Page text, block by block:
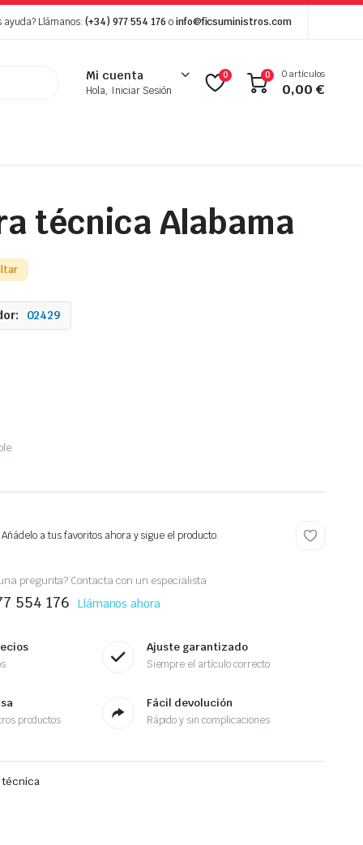
ayuda? Llámanos:(+34) 977 554 176 oinfo@ficsuministros.com
Mi cuenta
Hola, Iniciar Sesión
0 0 0 artículos
0,00€
técnica Alabama
02429
a tus favoritos ahora y sigue el producto.
pregunta? Contacta con un especialista
554 176 Llámanos ahora
Ajuste garantizado
Siempre el artículo correcto
productos
Fácil devolución
Rápido y sin complicaciones
técnica